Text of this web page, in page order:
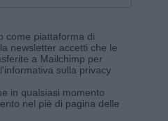
come piattaforma di
newsletter accetti che le
a Mailchimp per
sulla privacy
in qualsiasi momento
nel piè di pagina delle